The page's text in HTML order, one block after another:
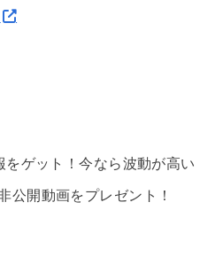
ゲット！今なら波動が高い
公開動画をプレゼント！